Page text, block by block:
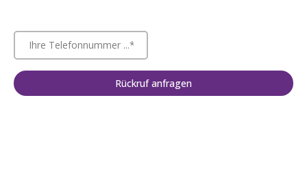
Rückruf anfragen